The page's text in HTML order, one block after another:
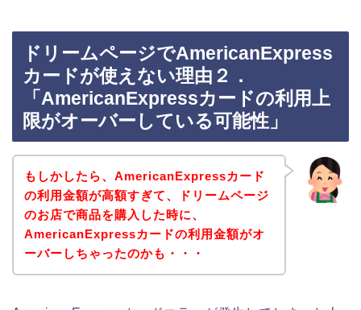
ドリームページでAmericanExpress
カードが使えない理由２．
「AmericanExpressカードの利用上
限がオーバーしている可能性」
もしかしたら、AmericanExpressカード
の利用金額が高額すぎて、ドリームページ
のお店で商品を購入した時に、
AmericanExpressカードの利用金額がオ
ーバーしちゃったのかも・・・